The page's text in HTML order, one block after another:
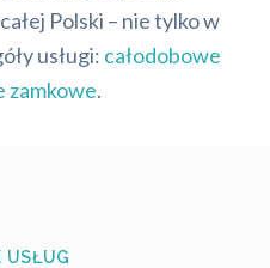
Polski – nie tylko w
usługi: całodobowe
zamkowe.
USŁUG